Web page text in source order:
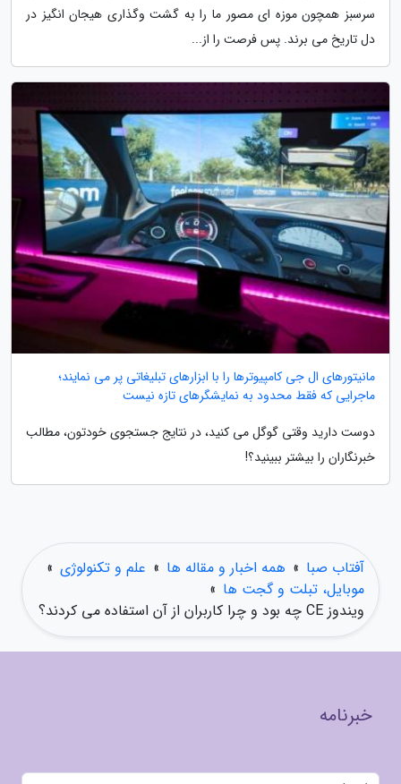
سرسبز همچون موزه ای مصور ما را به گشت وگذاری هیجان انگیز در
دل تاریخ می برند. پس فرصت را از...
مانیتورهای ال جی کامپیوترها را با ابزارهای تبلیغاتی پر می نمایند؛
ماجرایی که فقط محدود به نمایشگرهای تازه نیست
دوست دارید وقتی گوگل می کنید، در نتایج جستجوی خودتون، مطالب
خبرنگاران را بیشتر ببینید؟!
آفتاب صبا » همه اخبار و مقاله ها » علم و تکنولوژی »
موبایل، تبلت و گجت ها »
ویندوز CE چه بود و چرا کاربران از آن استفاده می کردند؟
خبرنامه